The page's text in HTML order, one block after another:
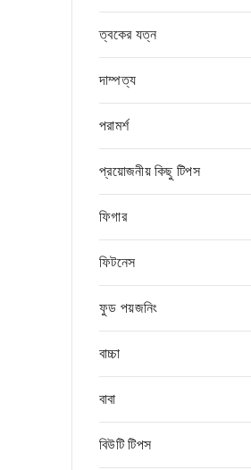
ত্বকের যত্ন
দাম্পত্য
পরামর্শ
প্রয়োজনীয় কিছু টিপস
ফিগার
ফিটনেস
ফুড পয়জনিং
বাচ্চা
বাবা
বিউটি টিপস